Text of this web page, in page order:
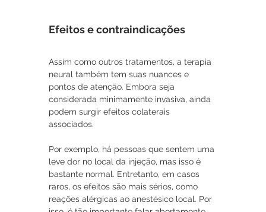
Efeitos e contraindicações
Assim como outros tratamentos, a terapia
neural também tem suas nuances e
pontos de atenção. Embora seja
considerada minimamente invasiva, ainda
podem surgir efeitos colaterais
associados.
Por exemplo, há pessoas que sentem uma
leve dor no local da injeção, mas isso é
bastante normal. Entretanto, em casos
raros, os efeitos são mais sérios, como
reações alérgicas ao anestésico local. Por